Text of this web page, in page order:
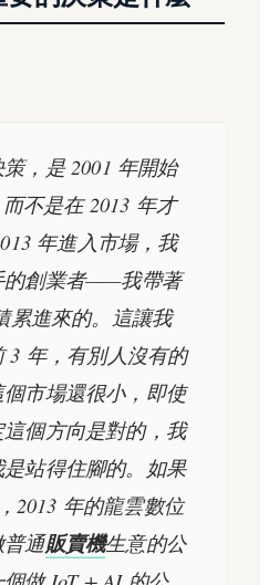
策，是 2001 年開始
不是在 2013 年才
年進入市場，我
的創業者——我帶著
累進來的。這讓我
3 年，有別人沒有的
市場還很小，即使
個方向是對的，我
站得住腳的。如果
2013 年的龍雲數位
通販賣機生意的公
做 IoT + AI 的公